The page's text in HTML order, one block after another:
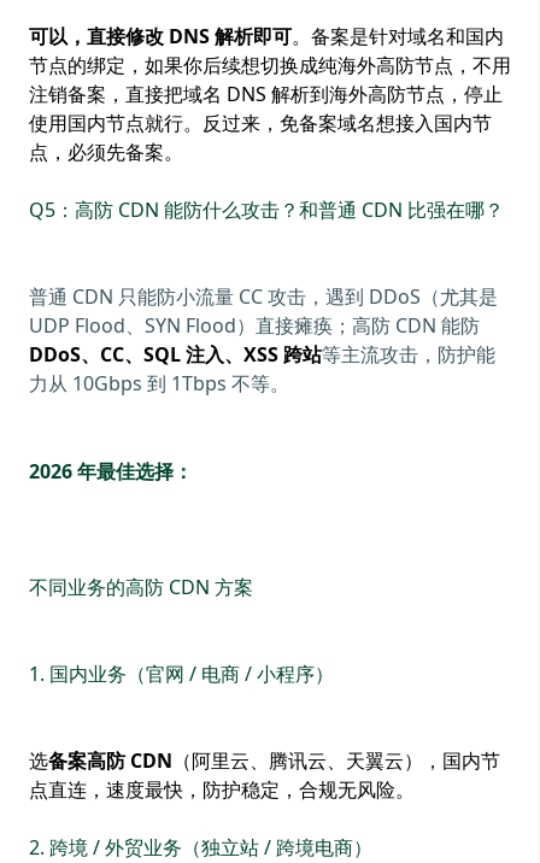
可以，直接修改 DNS 解析即可。备案是针对域名和国内
节点的绑定，如果你后续想切换成纯海外高防节点，不用
注销备案，直接把域名 DNS 解析到海外高防节点，停止
使用国内节点就行。反过来，免备案域名想接入国内节
点，必须先备案。
Q5：高防 CDN 能防什么攻击？和普通 CDN 比强在哪？
普通 CDN 只能防小流量 CC 攻击，遇到 DDoS（尤其是
UDP Flood、SYN Flood）直接瘫痪；高防 CDN 能防
DDoS、CC、SQL 注入、XSS 跨站等主流攻击，防护能
力从 10Gbps 到 1Tbps 不等。
2026 年最佳选择：
不同业务的高防 CDN 方案
1. 国内业务（官网 / 电商 / 小程序）
选备案高防 CDN （阿里云、腾讯云、天翼云），国内节
点直连，速度最快，防护稳定，合规无风险。
2. 跨境 / 外贸业务（独立站 / 跨境电商）